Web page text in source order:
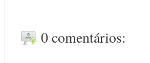
0 comentários: